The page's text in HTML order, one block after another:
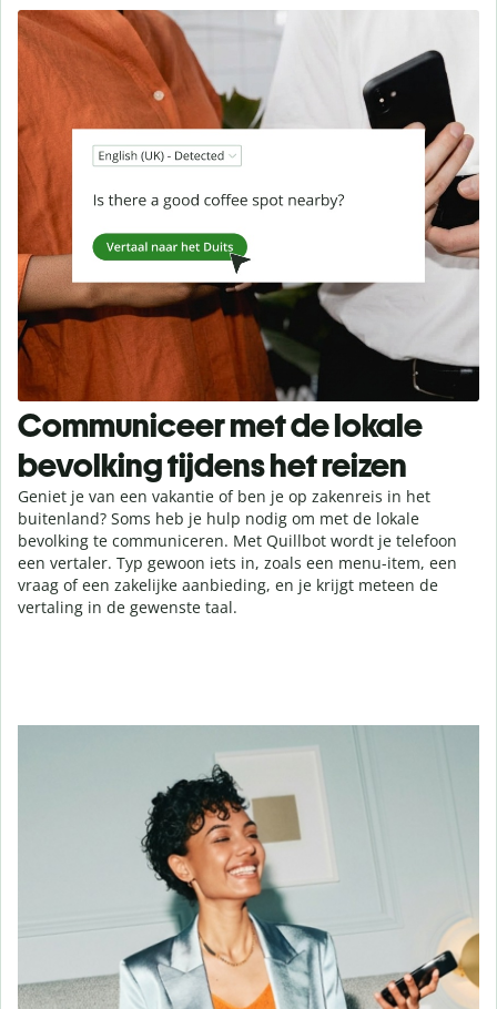
Communiceer met de lokale
bevolking tijdens het reizen
Geniet je van een vakantie of ben je op zakenreis in het
buitenland? Soms heb je hulp nodig om met de lokale
bevolking te communiceren. Met Quillbot wordt je telefoon
een vertaler. Typ gewoon iets in, zoals een menu-item, een
vraag of een zakelijke aanbieding, en je krijgt meteen de
vertaling in de gewenste taal.